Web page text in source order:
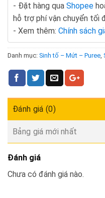
- Đặt hàng qua Shopee
hỗ trợ phí vận chuyển tối
- Xem thêm: Chính sách
Danh mục: Sinh tố – Mứt – Puree
Đánh giá (0)
Bảng giá mới nhất
Đánh giá
Chưa có đánh giá nào.